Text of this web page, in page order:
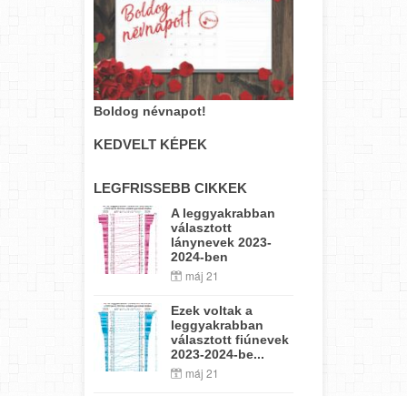
Boldog névnapot!
KEDVELT KÉPEK
LEGFRISSEBB CIKKEK
A leggyakrabban
választott
lánynevek 2023-
2024-ben
máj 21
Ezek voltak a
leggyakrabban
választott fiúnevek
2023-2024-be...
máj 21